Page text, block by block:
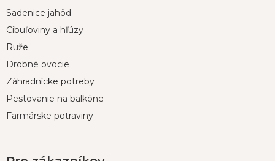
äSadenice jahôd
Cibuľoviny a hľúzy
Ruže
Drobné ovocie
Záhradnícke potreby
Pestovanie na balkóne
Farmárske potraviny